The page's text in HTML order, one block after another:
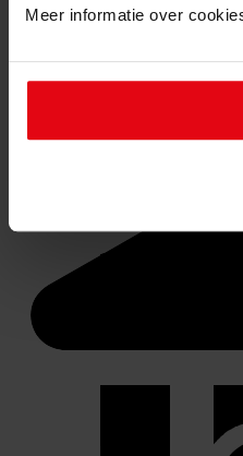
Meer informatie over
Stel een vraag of plaats